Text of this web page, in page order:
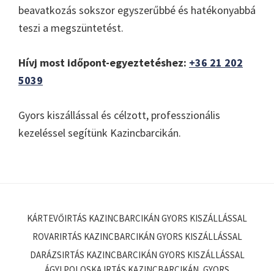
beavatkozás sokszor egyszerűbbé és hatékonyabbá
teszi a megszüntetést.
Hívj most időpont-egyeztetéshez: +36 21 202
5039
Gyors kiszállással és célzott, professzionális
kezeléssel segítünk Kazincbarcikán.
KÁRTEVŐIRTÁS KAZINCBARCIKÁN GYORS KISZÁLLÁSSAL
ROVARIRTÁS KAZINCBARCIKÁN GYORS KISZÁLLÁSSAL
DARÁZSIRTÁS KAZINCBARCIKÁN GYORS KISZÁLLÁSSAL